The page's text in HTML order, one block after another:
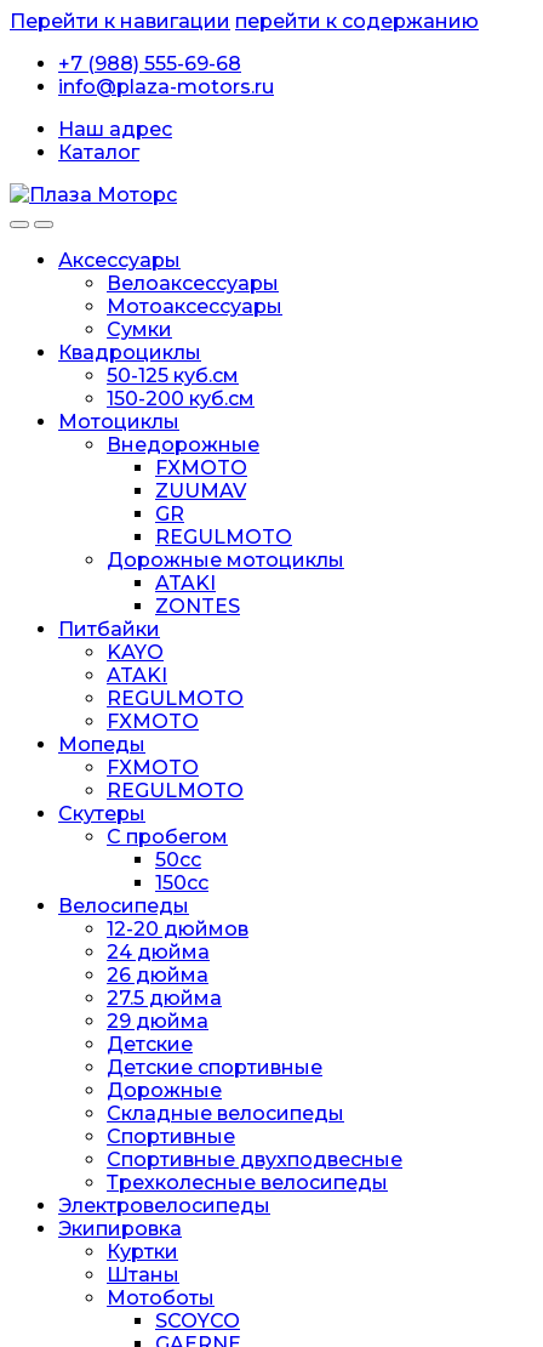
Перейти к навигации перейти к содержанию
+7 (988) 555-69-68
info@plaza-motors.ru
Наш адрес
Каталог
Аксессуары
Велоаксессуары
Мотоаксессуары
Сумки
Квадроциклы
50-125 куб.см
150-200 куб.см
Мотоциклы
Внедорожные
FXMOTO
ZUUMAV
GR
REGULMOTO
Дорожные мотоциклы
ATAKI
ZONTES
Питбайки
KAYO
ATAKI
REGULMOTO
FXMOTO
Мопеды
FXMOTO
REGULMOTO
Скутеры
С пробегом
50cc
150cc
Велосипеды
12-20 дюймов
24 дюйма
26 дюйма
27.5 дюйма
29 дюйма
Детские
Детские спортивные
Дорожные
Складные велосипеды
Спортивные
Спортивные двухподвесные
Трехколесные велосипеды
Электровелосипеды
Экипировка
Куртки
Штаны
Мотоботы
SCOYCO